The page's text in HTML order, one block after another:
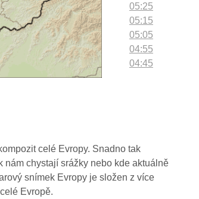
05:25
05:15
05:05
04:55
04:45
03:45
03:35
03:25
celé Evropy. Snadno tak
nám chystají srážky nebo kde aktuálně
snímek Evropy je složen z více
Evropě.